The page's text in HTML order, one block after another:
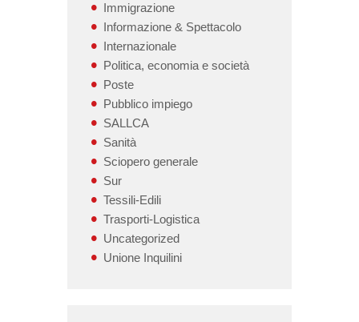
Immigrazione
Informazione & Spettacolo
Internazionale
Politica, economia e società
Poste
Pubblico impiego
SALLCA
Sanità
Sciopero generale
Sur
Tessili-Edili
Trasporti-Logistica
Uncategorized
Unione Inquilini